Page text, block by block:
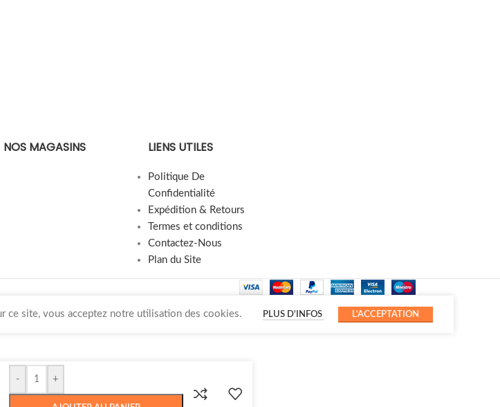
NOS MAGASINS LIENS UTILES
Politique De
Confidentialité
Expédition & Retours
Termes et conditions
Contactez-Nous
Plan du Site
ce site, vous acceptez notre utilisation des cookies. PLUS D'INFOS L'ACCEPTATION
- +